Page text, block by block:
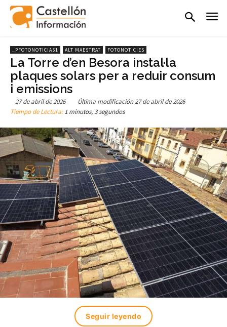
_PFOTONOTICIAS1 ALT MAESTRAT FOTONOTICIES
La Torre d’en Besora instal·la
plaques solars per a reduir consum
i emissions
27 de abril de 2026 Última modificación27 de abril de 2026
Tiempo de Lectura:1 minutos, 3 segundos
Seguir leyendo